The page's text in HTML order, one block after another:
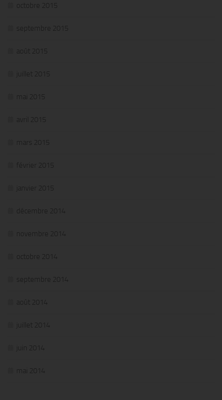
octobre 2015
septembre 2015
août 2015
juillet 2015
mai 2015
avril 2015
mars 2015
février 2015
janvier 2015
décembre 2014
novembre 2014
octobre 2014
septembre 2014
août 2014
juillet 2014
juin 2014
mai 2014